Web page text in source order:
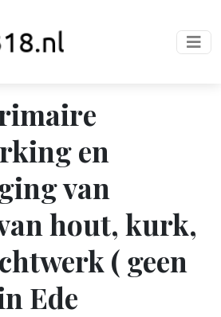
en
van
hout, kurk,
( geen
Ede